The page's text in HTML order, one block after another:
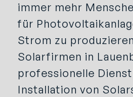
immer mehr
für
Strom zu
Solarfirmen in
professionelle
Installation von